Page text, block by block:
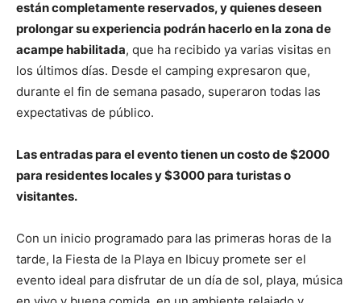
están completamente reservados, y quienes deseen
prolongar su experiencia podrán hacerlo en la zona de
acampe habilitada, que ha recibido ya varias visitas en
los últimos días. Desde el camping expresaron que,
durante el fin de semana pasado, superaron todas las
expectativas de público.
Las entradas para el evento tienen un costo de $2000
para residentes locales y $3000 para turistas o
visitantes.
Con un inicio programado para las primeras horas de la
tarde, la Fiesta de la Playa en Ibicuy promete ser el
evento ideal para disfrutar de un día de sol, playa, música